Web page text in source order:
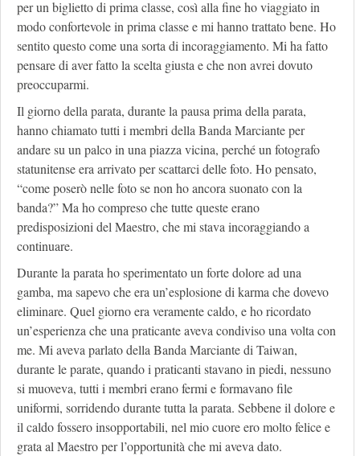
per un biglietto di prima classe, così alla fine ho viaggiato in
modo confortevole in prima classe e mi hanno trattato bene. Ho
sentito questo come una sorta di incoraggiamento. Mi ha fatto
pensare di aver fatto la scelta giusta e che non avrei dovuto
preoccuparmi.
Il giorno della parata, durante la pausa prima della parata,
hanno chiamato tutti i membri della Banda Marciante per
andare su un palco in una piazza vicina, perché un fotografo
statunitense era arrivato per scattarci delle foto. Ho pensato,
“come poserò nelle foto se non ho ancora suonato con la
banda?” Ma ho compreso che tutte queste erano
predisposizioni del Maestro, che mi stava incoraggiando a
continuare.
Durante la parata ho sperimentato un forte dolore ad una
gamba, ma sapevo che era un’esplosione di karma che dovevo
eliminare. Quel giorno era veramente caldo, e ho ricordato
un’esperienza che una praticante aveva condiviso una volta con
me. Mi aveva parlato della Banda Marciante di Taiwan,
durante le parate, quando i praticanti stavano in piedi, nessuno
si muoveva, tutti i membri erano fermi e formavano file
uniformi, sorridendo durante tutta la parata. Sebbene il dolore e
il caldo fossero insopportabili, nel mio cuore ero molto felice e
grata al Maestro per l’opportunità che mi aveva dato.